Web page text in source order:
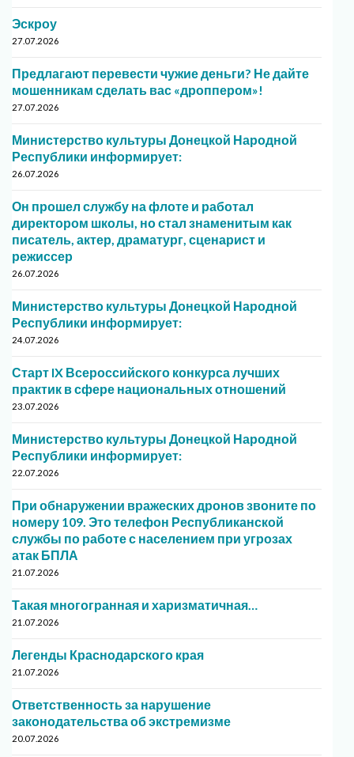
Эскроу
27.07.2026
Предлагают перевести чужие деньги? Не дайте
мошенникам сделать вас «дроппером»!
27.07.2026
Министерство культуры Донецкой Народной
Республики информирует:
26.07.2026
Он прошел службу на флоте и работал
директором школы, но стал знаменитым как
писатель, актер, драматург, сценарист и
режиссер
26.07.2026
Министерство культуры Донецкой Народной
Республики информирует:
24.07.2026
Старт IX Всероссийского конкурса лучших
практик в сфере национальных отношений
23.07.2026
Министерство культуры Донецкой Народной
Республики информирует:
22.07.2026
При обнаружении вражеских дронов звоните по
номеру 109. Это телефон Республиканской
службы по работе с населением при угрозах
атак БПЛА
21.07.2026
Такая многогранная и харизматичная…
21.07.2026
Легенды Краснодарского края
21.07.2026
Ответственность за нарушение
законодательства об экстремизме
20.07.2026